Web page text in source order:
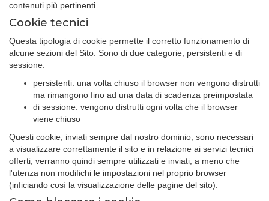
contenuti più pertinenti.
Cookie tecnici
Questa tipologia di cookie permette il corretto funzionamento di
alcune sezioni del Sito. Sono di due categorie, persistenti e di
sessione:
persistenti: una volta chiuso il browser non vengono distrutti
ma rimangono fino ad una data di scadenza preimpostata
di sessione: vengono distrutti ogni volta che il browser
viene chiuso
Questi cookie, inviati sempre dal nostro dominio, sono necessari
a visualizzare correttamente il sito e in relazione ai servizi tecnici
offerti, verranno quindi sempre utilizzati e inviati, a meno che
l'utenza non modifichi le impostazioni nel proprio browser
(inficiando così la visualizzazione delle pagine del sito).